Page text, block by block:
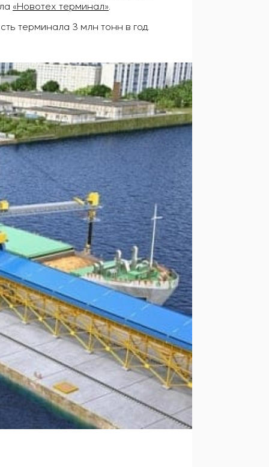
«Новотех терминал».
терминала 3 млн тонн в год.